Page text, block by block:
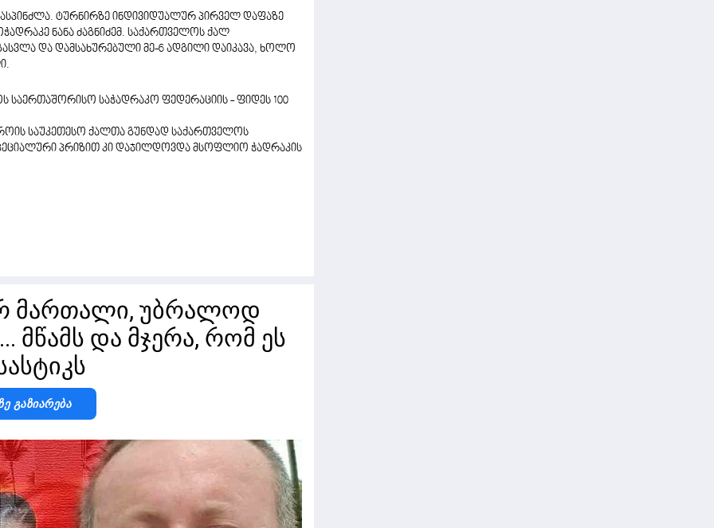
ტურნირზე ინდივიდუალურ პირველ დაფაზე
ნანა ძაგნიძემ. საქართველოს ქალ
და დამსახურებული მე-6 ადგილი დაიკავა, ხოლო
საერთაშორისო საჭადრაკო ფედერაციის - ფიდეს 100
საუკეთესო ქალთა გუნდად საქართველოს
პრიზით კი დაჯილდოვდა მსოფლიო ჭადრაკის
მართალი, უბრალოდ
მწამს და მჯერა, რომ ეს
Გაზიარება